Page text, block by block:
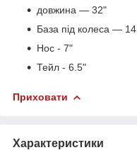
довжина — 32"
База під колеса —
Нос - 7"
Тейл - 6.5"
Приховати
Характеристики